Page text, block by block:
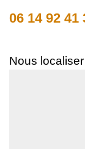
06 14 92 41
Nous localiser